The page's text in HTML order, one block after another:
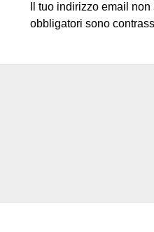
Il tuo indirizzo email
obbligatori sono